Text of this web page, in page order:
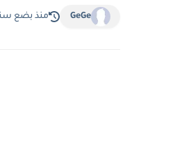
GeGe منذ بضع